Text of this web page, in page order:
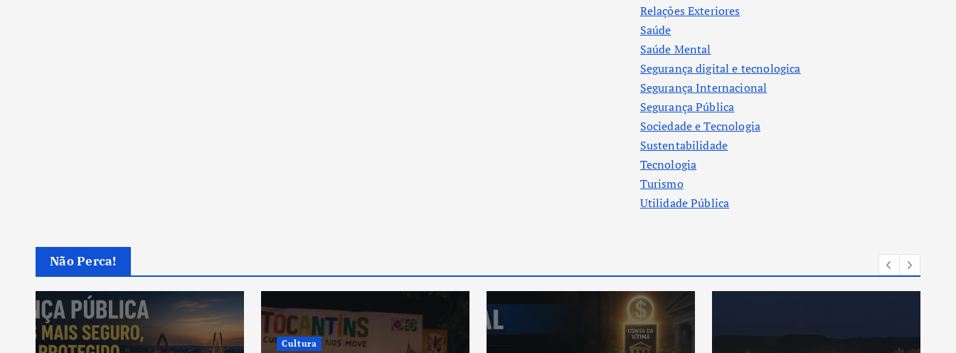
Relações Exteriores
Saúde
Saúde Mental
Segurança digital e tecnologica
Segurança Internacional
Segurança Pública
Sociedade e Tecnologia
Sustentabilidade
Tecnologia
Turismo
Utilidade Pública
Não Perca!
Cultura